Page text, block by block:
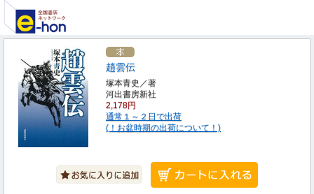
趙雲伝
塚本青史／著
河出書房新社
2,178円
通常１～２日で出荷
(！お盆時期の出荷について！)